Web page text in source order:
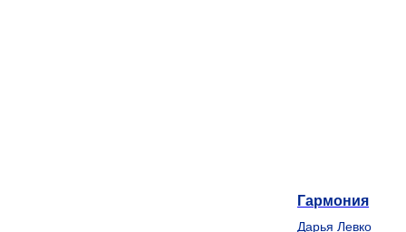
Гармония
Дарья Левко